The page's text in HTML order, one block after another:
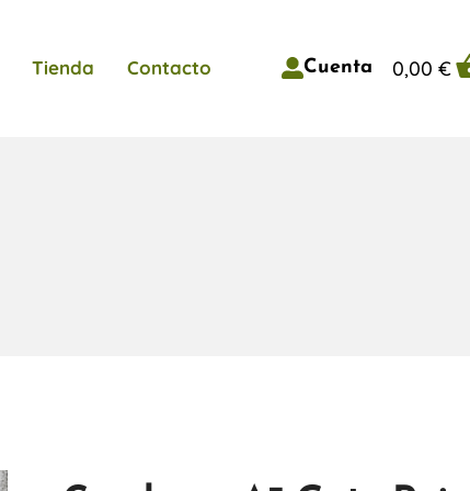
Tienda Contacto Cuenta 0,00 €